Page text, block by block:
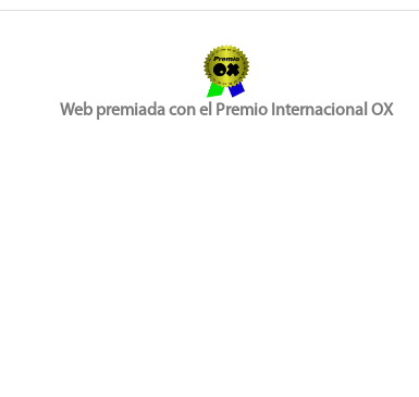
Web premiada con el Premio Internacional OX